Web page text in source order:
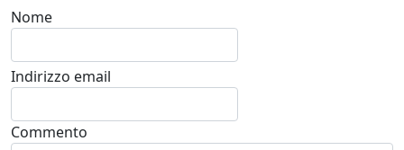
Nome
Indirizzo email
Commento